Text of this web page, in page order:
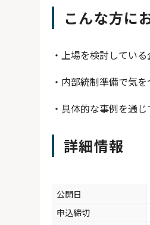
こんな方に
上場を検討してい
内部統制準備で気
具体的な事例を通
詳細情報
公開日
申込締切